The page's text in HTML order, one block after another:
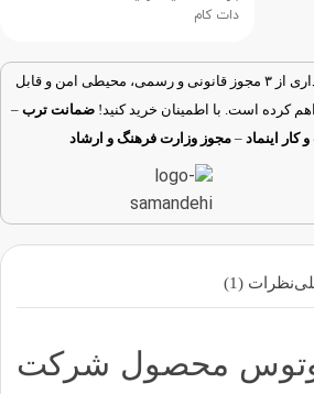
دات کام
سیسمونیا دات کام با برخورداری از ۳ مجوز قانونی و رسمی، محیطی امن و قابل
کرده است. با اطمینان خرید کنید!ضمانت ترب –
اینماد – مجوز وزارت فرهنگ و ارشاد
نظرات (1)
محصول شرکت